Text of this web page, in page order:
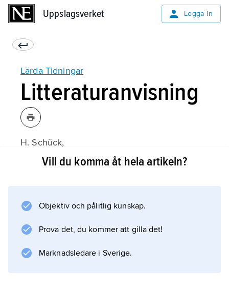
Uppslagsverket Logga in
Lärda Tidningar
Litteraturanvisning
H. Schück,
Lars Salvius
Vill du komma åt hela artikeln?
Objektiv och pålitlig kunskap.
Prova det, du kommer att gilla det!
Marknadsledare i Sverige.